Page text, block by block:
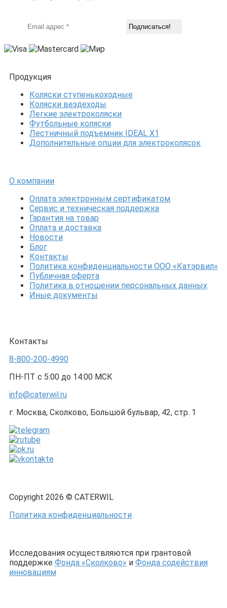
Продукция
Коляски ступенькоходные
Коляски вездеходы
Легкие электроколяски
Футбольные коляски
Лестничный подъемник IDEAL X1
Дополнительные опции для электроколясок
О компании
Оплата электронным сертификатом
Сервис и техническая поддержка
Гарантия на товар
Оплата и доставка
Новости
Блог
Контакты
Политика конфиденциальности ООО «Катэрвил»
Публичная оферта
Политика в отношении персональных данных
Иные документы
Контакты
8-800-200-4990
ПН-ПТ с 5:00 до 14:00 МСК
info@caterwil.ru
г. Москва, Сколково, Большой бульвар, 42, стр. 1
Copyright 2026 © CATERWIL
Политика конфиденциальности
Исследования осуществляются при грантовой
поддержке Фонда «Сколково» и Фонда содействия
инновациям